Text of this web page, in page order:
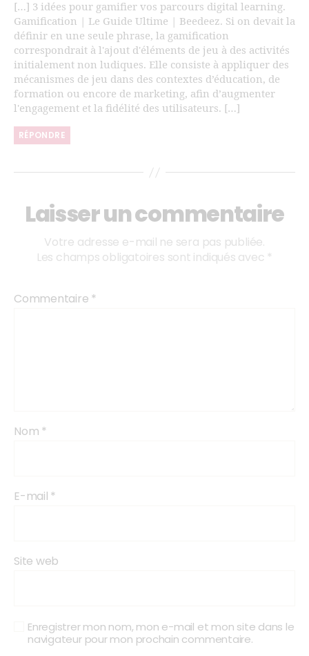
[…] 3 idées pour gamifier vos parcours digital learning.
Gamification | Le Guide Ultime | Beedeez. Si on devait la
définir en une seule phrase, la gamification
correspondrait à l'ajout d'éléments de jeu à des activités
initialement non ludiques. Elle consiste à appliquer des
mécanismes de jeu dans des contextes d’éducation, de
formation ou encore de marketing, afin d’augmenter
l'engagement et la fidélité des utilisateurs. […]
RÉPONDRE
Laisser un commentaire
Votre adresse e-mail ne sera pas publiée.
Les champs obligatoires sont indiqués avec *
Commentaire *
Nom *
E-mail *
Site web
Enregistrer mon nom, mon e-mail et mon site dans le
navigateur pour mon prochain commentaire.